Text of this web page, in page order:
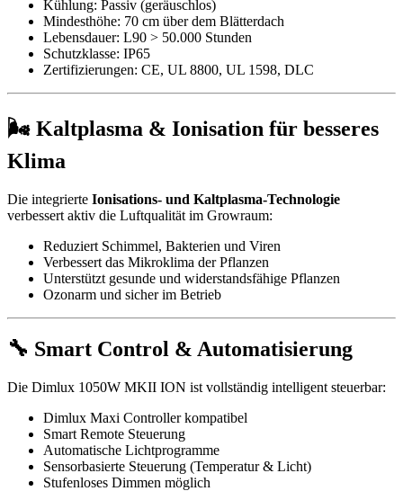
Kühlung: Passiv (geräuschlos)
Mindesthöhe: 70 cm über dem Blätterdach
Lebensdauer: L90 > 50.000 Stunden
Schutzklasse: IP65
Zertifizierungen: CE, UL 8800, UL 1598, DLC
🌬️ Kaltplasma & Ionisation für besseres
Klima
Die integrierte Ionisations- und Kaltplasma-Technologie
verbessert aktiv die Luftqualität im Growraum:
Reduziert Schimmel, Bakterien und Viren
Verbessert das Mikroklima der Pflanzen
Unterstützt gesunde und widerstandsfähige Pflanzen
Ozonarm und sicher im Betrieb
🔧 Smart Control & Automatisierung
Die Dimlux 1050W MKII ION ist vollständig intelligent steuerbar:
Dimlux Maxi Controller kompatibel
Smart Remote Steuerung
Automatische Lichtprogramme
Sensorbasierte Steuerung (Temperatur & Licht)
Stufenloses Dimmen möglich